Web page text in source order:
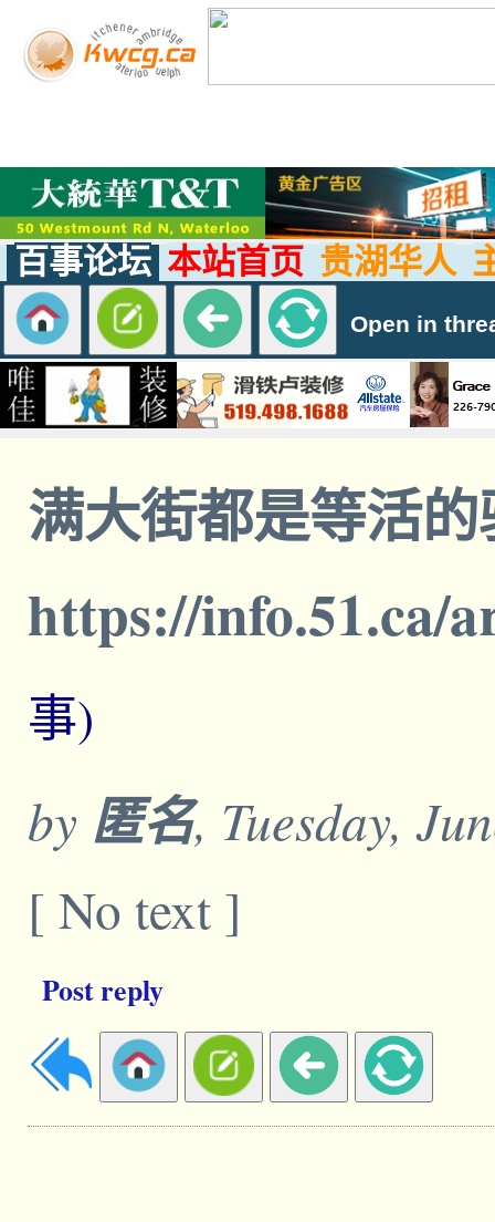
百事论坛 本站首页 贵湖华人
Open in
满大街都是等活
https://info.51.ca/
事)
by 匿名, Tuesday,
[ No text ]
Post reply